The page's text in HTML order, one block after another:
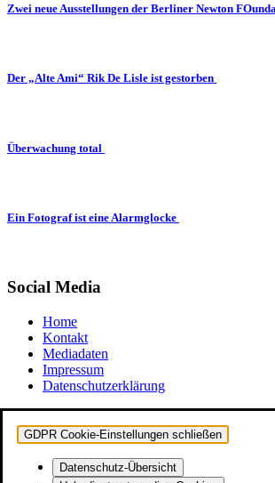
Zwei neue Ausstellungen der Berliner Newton
Der „Alte Ami“ Rik De Lisle ist gestorben
Überwachung total
Ein Fotograf ist eine Alarmglocke
Social Media
Home
Kontakt
Mediadaten
Impressum
Datenschutzerklärung
GDPR Cookie-Einstellungen schließen
Datenschutz-Übersicht